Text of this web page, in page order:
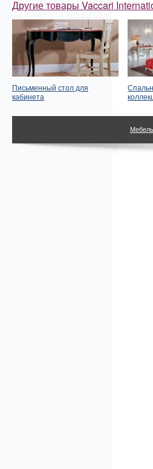
Другие товары Vaccari
Письменный стол для
кабинета
Мебель